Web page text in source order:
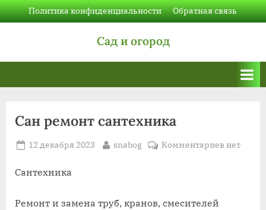
Skip
to
Политика конфиденциальности Обратная связь
Сад и огород
Сан ремонт сантехника
Posted
12 декабря 2023 By
snabog Комментариевкнет
Сантехника
Ремонт и замена труб, кранов, смесителей